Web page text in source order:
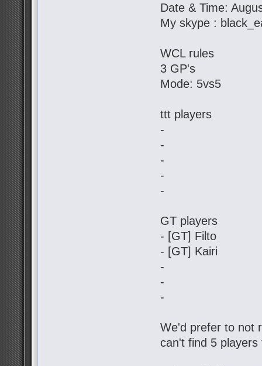
Date & Time:
My skype :
WCL rules
3 GP's
Mode: 5vs5
ttt players
-
-
-
-
-
GT players
- [GT] Filto
- [GT] Kairi
-
-
-
We'd prefer to not
can't find 5